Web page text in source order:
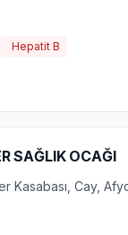
Hepatit B
SAĞLIK OCAĞI
Kasabası, Cay,